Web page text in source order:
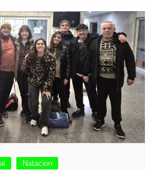
Natacion